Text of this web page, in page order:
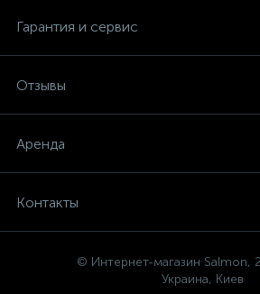
Гарантия и сервис
Отзывы
Аренда
Контакты
© Интернет-магазин Salmon,
Украина, Киев